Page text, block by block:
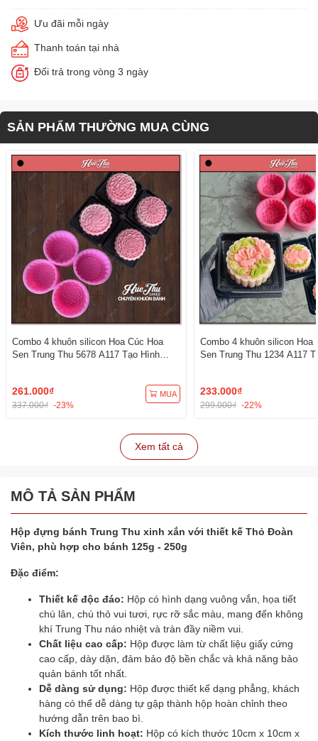
Ưu đãi mỗi ngày
Thanh toán tại nhà
Đổi trả trong vòng 3 ngày
SẢN PHẨM THƯỜNG MUA CÙNG
Combo 4 khuôn silicon Hoa Cúc Hoa
Sen Trung Thu 5678 A117 Tạo Hình
261.000₫
337.000₫ -23%
MUA
Combo 4 khuôn silicon Hoa
Sen Trung Thu 1234 A117
233.000₫
299.000₫ -22%
Xem tất cả
MÔ TẢ SẢN PHẨM
Hộp đựng bánh Trung Thu xinh xắn với thiết kế Thỏ Đoàn
Viên, phù hợp cho bánh 125g - 250g
Đặc điểm:
Thiết kế độc đáo: Hộp có hình dạng vuông vắn, họa tiết
chú lân, chú thỏ vui tươi, rực rỡ sắc màu, mang đến không
khí Trung Thu náo nhiệt và tràn đầy niềm vui.
Chất liệu cao cấp: Hộp được làm từ chất liệu giấy cứng
cao cấp, dày dặn, đảm bảo độ bền chắc và khả năng bảo
quản bánh tốt nhất.
Dễ dàng sử dụng: Hộp được thiết kế dạng phẳng, khách
hàng có thể dễ dàng tự gập thành hộp hoàn chỉnh theo
hướng dẫn trên bao bì.
Kích thước linh hoạt: Hộp có kích thước 10cm x 10cm x